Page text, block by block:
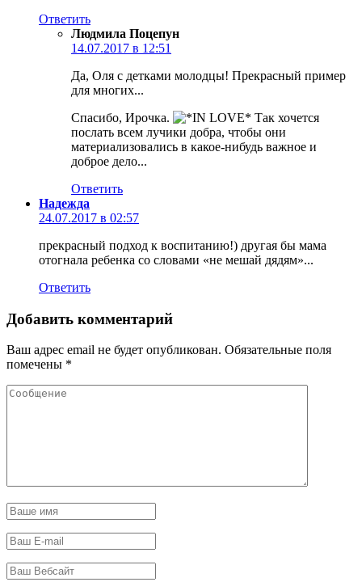
Ответить
Людмила Поцепун
14.07.2017 в 12:51
Да, Оля с детками молодцы! Прекрасный пример
для многих...
Спасибо, Ирочка.
Так хочется
послать всем лучики добра, чтобы они
материализовались в какое-нибудь важное и
доброе дело...
Ответить
Надежда
24.07.2017 в 02:57
прекрасный подход к воспитанию!) другая бы мама
отогнала ребенка со словами «не мешай дядям»...
Ответить
Добавить комментарий
Ваш адрес email не будет опубликован. Обязательные поля
помечены *